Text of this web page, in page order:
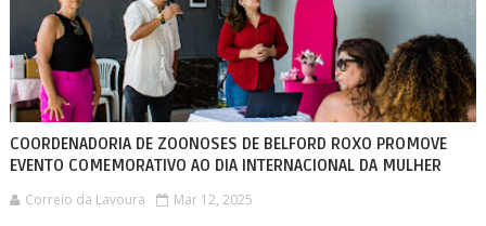
COORDENADORIA DE ZOONOSES DE BELFORD ROXO PROMOVE
EVENTO COMEMORATIVO AO DIA INTERNACIONAL DA MULHER
Correio da Lavoura Mar 12, 2025